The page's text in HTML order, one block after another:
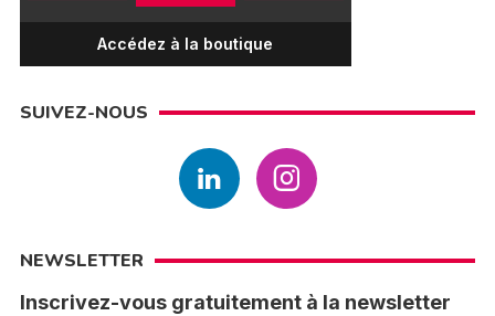
Accédez à la boutique
SUIVEZ-NOUS
NEWSLETTER
Inscrivez-vous gratuitement à la newsletter